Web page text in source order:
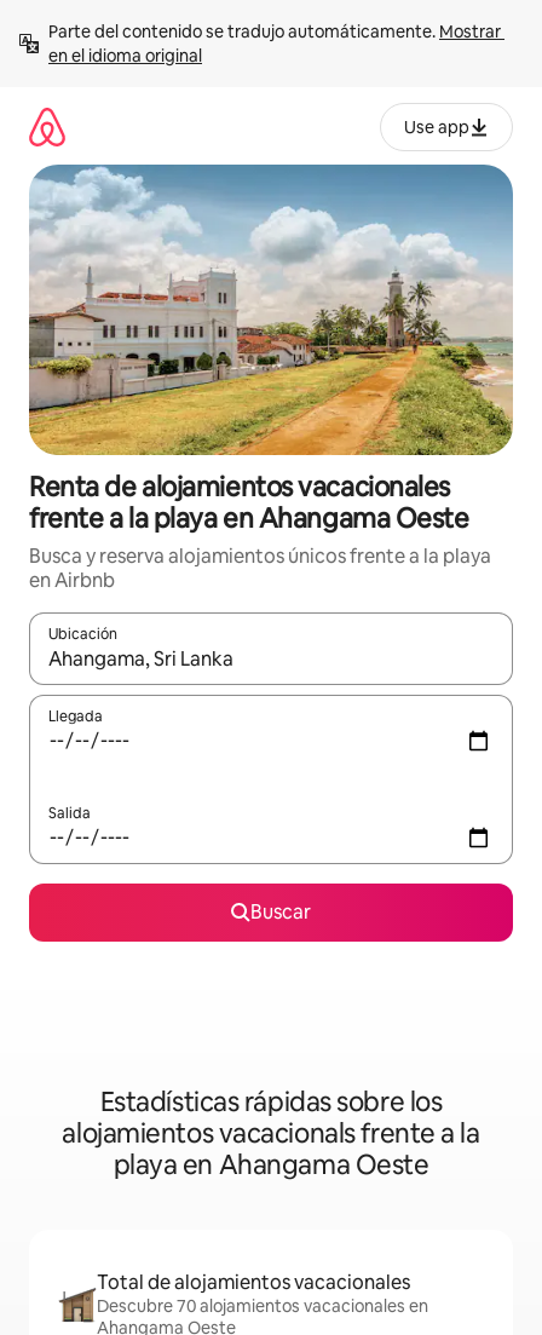
contenido
Parte del contenido se tradujo automáticamente. Mostrar
en el idioma original
Use app
Renta de alojamientos vacacionales
frente a la playa en Ahangama Oeste
Busca y reserva alojamientos únicos frente a la playa
en Airbnb
Ubicación
Cuando los resultados estén disponibles, podrás navegar
Llegada
Salida
Buscar
Estadísticas rápidas sobre los
alojamientos vacacionals frente a la
playa en Ahangama Oeste
Total de alojamientos vacacionales
Descubre 70 alojamientos vacacionales en
Ahangama Oeste